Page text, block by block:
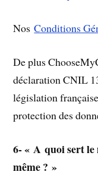
NosConditions
De plus
déclaration CNIL
législation
protection des
6- « A quoi sert le
même ? »